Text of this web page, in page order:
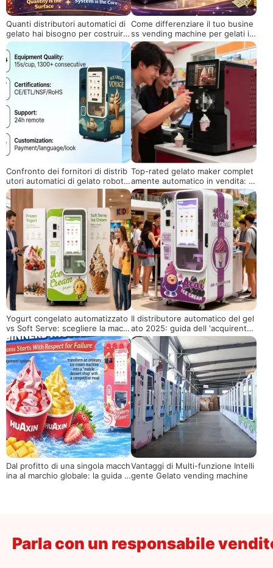
Quanti distributori automatici di
gelato hai bisogno per costruire
un business scalabile?
Come differenziare il tuo busine
ss vending machine per gelati in
un mercato competitivo
Confronto dei fornitori di distrib
utori automatici di gelato robot:
cosa chiedere e come valutare i
fornitori
Top-rated gelato maker complet
amente automatico in vendita: r
edditizio per le imprese globali
Yogurt congelato automatizzato
vs Soft Serve: scegliere la macc
hina giusta per il tuo business
Il distributore automatico del gel
ato 2025: guida dell 'acquirente
per la vendita al dettaglio senza
equipaggio intelligente, sicura e
economica
Dal profitto di una singola macch
ina al marchio globale: la guida si
Vantaggi di Multi-funzione Intelli
gente Gelato vending machine
Parla con un responsabile